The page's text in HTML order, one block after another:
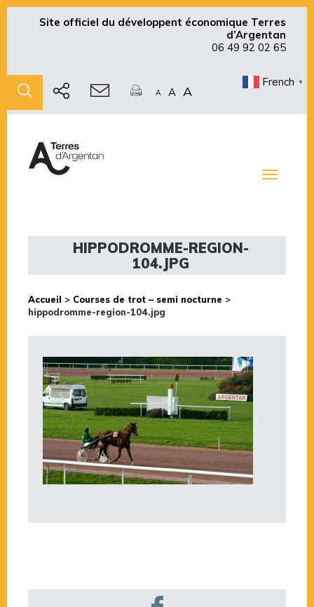
Site officiel du développent économique Terres
d’Argentan
06 49 92 02 65
A A A
French ▼
Toggle
HIPPODROMME-REGION-
104.JPG
Accueil > Courses de trot – semi nocturne >
hippodromme-region-104.jpg